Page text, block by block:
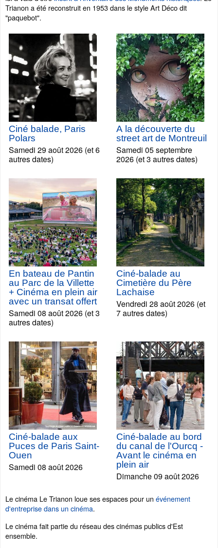
Trianon a été reconstruit en 1953 dans le style Art Déco dit
"paquebot".
Ciné balade, Paris
Polars
Samedi 29 août 2026 (et 6
autres dates)
A la découverte du
street art de Montreuil
Samedi 05 septembre
2026 (et 3 autres dates)
En bateau de Pantin
au Parc de la Villette
+ Cinéma en plein air
avec un transat offert
Samedi 08 août 2026 (et 3
autres dates)
Ciné-balade au
Cimetière du Père
Lachaise
Vendredi 28 août 2026 (et
7 autres dates)
Ciné-balade aux
Puces de Paris Saint-
Ouen
Samedi 08 août 2026
Ciné-balade au bord
du canal de l'Ourcq -
Avant le cinéma en
plein air
Dimanche 09 août 2026
Le cinéma Le Trianon loue ses espaces pour un événement
d'entreprise dans un cinéma.
Le cinéma fait partie du réseau des cinémas publics d'Est
ensemble.